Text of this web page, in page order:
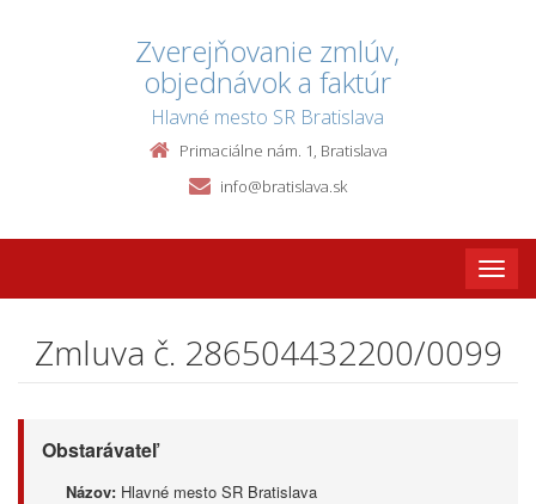
Zverejňovanie zmlúv,
objednávok a faktúr
Hlavné mesto SR Bratislava
Primaciálne nám. 1, Bratislava
info@bratislava.sk
Toggle
Zmluva č. 286504432200/0099
Obstarávateľ
Názov: Hlavné mesto SR Bratislava